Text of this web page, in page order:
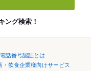
ング検索！
話番号認証とは
・飲食企業様向けサービス